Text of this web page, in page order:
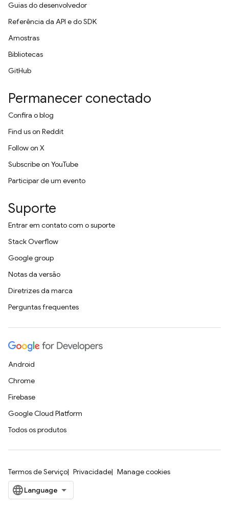
Guias do desenvolvedor
Referência da API e do SDK
Amostras
Bibliotecas
GitHub
Permanecer conectado
Confira o blog
Find us on Reddit
Follow on X
Subscribe on YouTube
Participar de um evento
Suporte
Entrar em contato com o suporte
Stack Overflow
Google group
Notas da versão
Diretrizes da marca
Perguntas frequentes
Android
Chrome
Firebase
Google Cloud Platform
Todos os produtos
Termos de Serviço Privacidade Manage cookies